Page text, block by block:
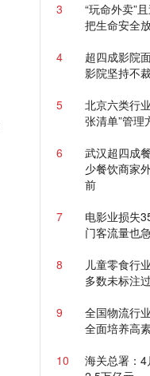
3
“玩命外卖”
把生命安全
4
超四成影院
影院坚持不
5
北京六类行
张清单”管理
6
武汉超四成
少餐饮商家
前
7
电影业损失
门客流量也
8
儿童零食行
多数未标注
9
全国物流行
全面培养高
10
海关总署：4